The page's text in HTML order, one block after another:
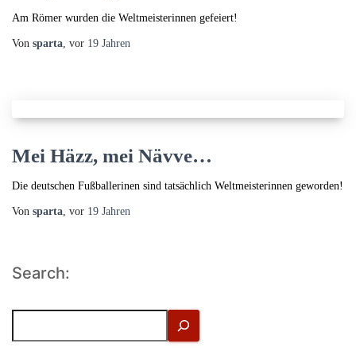
Am Römer wurden die Weltmeisterinnen gefeiert!
Von sparta, vor 19 Jahren
Mei Häzz, mei Nävve…
Die deutschen Fußballerinen sind tatsächlich Weltmeisterinnen geworden!
Von sparta, vor 19 Jahren
Search: